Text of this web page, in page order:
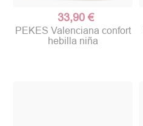
33,90 €
PEKES Valenciana confort
hebilla niña